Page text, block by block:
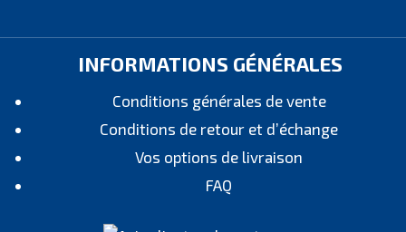
INFORMATIONS GÉNÉRALES
Conditions générales de vente
Conditions de retour et d’échange
Vos options de livraison
FAQ